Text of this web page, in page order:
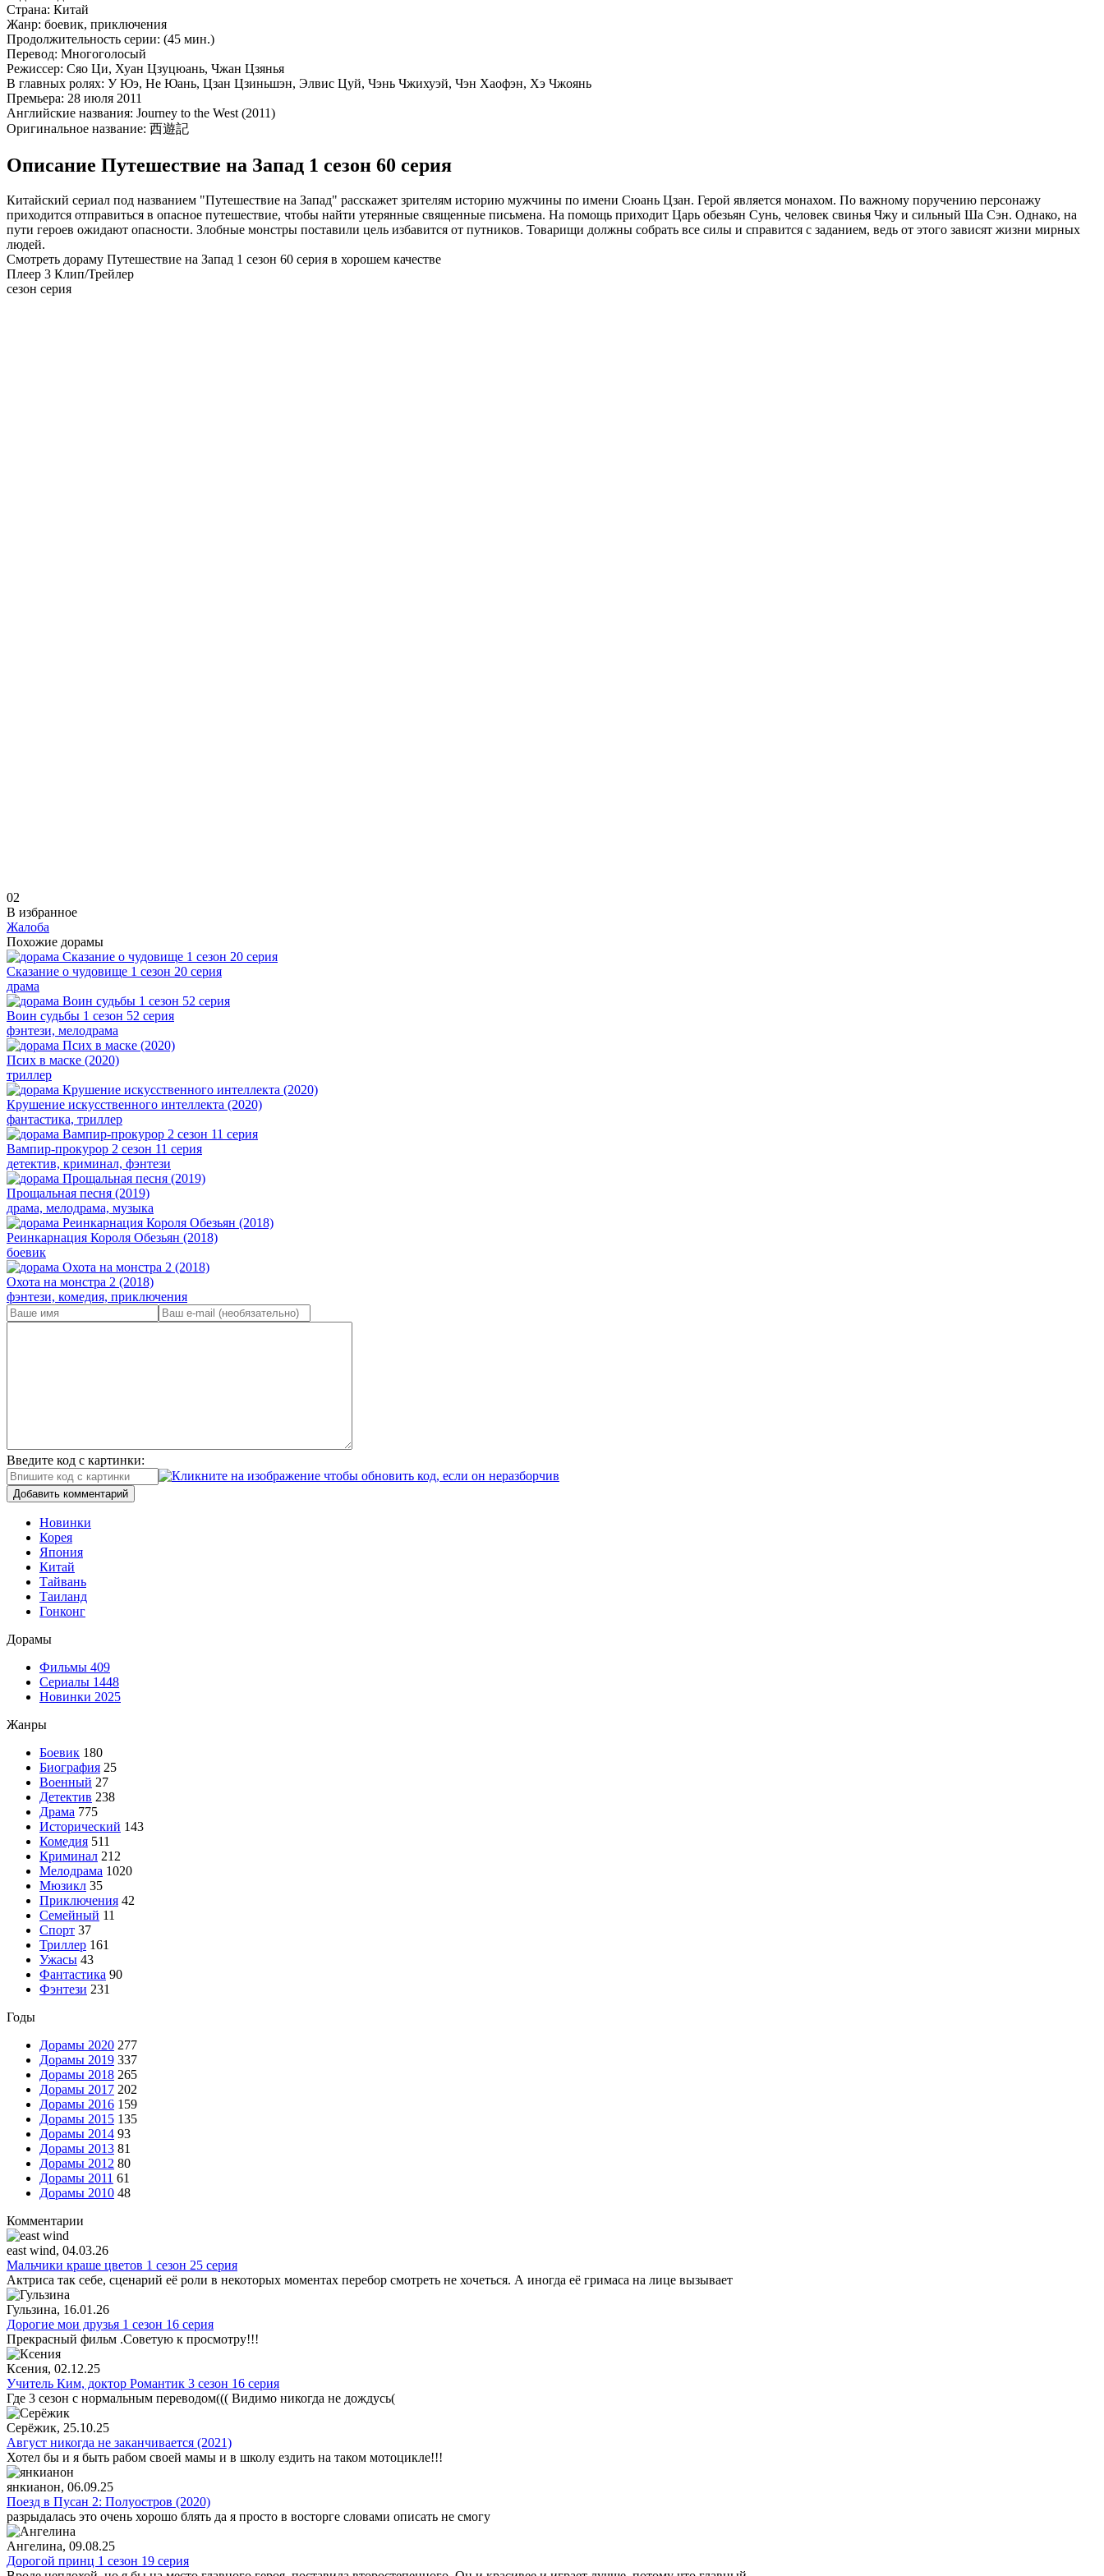
Страна: Китай
Жанр: боевик, приключения
Продолжительность серии: (45 мин.)
Перевод: Многоголосый
Режиссер: Сяо Ци, Хуан Цзуцюань, Чжан Цзянья
В главных ролях: У Юэ, Не Юань, Цзан Цзиньшэн, Элвис Цуй, Чэнь Чжихуэй, Чэн Хаофэн, Хэ Чжоянь
Премьера: 28 июля 2011
Английские названия: Journey to the West (2011)
Оригинальное название: 西遊記
Описание Путешествие на Запад 1 сезон 60 серия
Китайский сериал под названием "Путешествие на Запад" расскажет зрителям историю мужчины по имени Сюань Цзан. Герой является монахом. По важному поручению персонажу
приходится отправиться в опасное путешествие, чтобы найти утерянные священные письмена. На помощь приходит Царь обезьян Сунь, человек свинья Чжу и сильный Ша Сэн. Однако, на
пути героев ожидают опасности. Злобные монстры поставили цель избавится от путников. Товарищи должны собрать все силы и справится с заданием, ведь от этого зависят жизни мирных
людей.
Смотреть дораму Путешествие на Запад 1 сезон 60 серия в хорошем качестве
Плеер 3 Клип/Трейлер
сезон серия
02
В избранное
Жалоба
Похожие дорамы
Сказание о чудовище 1 сезон 20 серия
драма
Воин судьбы 1 сезон 52 серия
фэнтези, мелодрама
Псих в маске (2020)
триллер
Крушение искусственного интеллекта (2020)
фантастика, триллер
Вампир-прокурор 2 сезон 11 серия
детектив, криминал, фэнтези
Прощальная песня (2019)
драма, мелодрама, музыка
Реинкарнация Короля Обезьян (2018)
боевик
Охота на монстра 2 (2018)
фэнтези, комедия, приключения
Введите код с картинки:
Добавить комментарий
Новинки
Корея
Япония
Китай
Тайвань
Таиланд
Гонконг
Дорамы
Фильмы 409
Сериалы 1448
Новинки 2025
Жанры
Боевик 180
Биография 25
Военный 27
Детектив 238
Драма 775
Исторический 143
Комедия 511
Криминал 212
Мелодрама 1020
Мюзикл 35
Приключения 42
Семейный 11
Спорт 37
Триллер 161
Ужасы 43
Фантастика 90
Фэнтези 231
Годы
Дорамы 2020 277
Дорамы 2019 337
Дорамы 2018 265
Дорамы 2017 202
Дорамы 2016 159
Дорамы 2015 135
Дорамы 2014 93
Дорамы 2013 81
Дорамы 2012 80
Дорамы 2011 61
Дорамы 2010 48
Комментарии
east wind, 04.03.26
Мальчики краше цветов 1 сезон 25 серия
Актриса так себе, сценарий её роли в некоторых моментах перебор смотреть не хочеться. А иногда её гримаса на лице вызывает
Гульзина, 16.01.26
Дорогие мои друзья 1 сезон 16 серия
Прекрасный фильм .Советую к просмотру!!!
Ксения, 02.12.25
Учитель Ким, доктор Романтик 3 сезон 16 серия
Где 3 сезон с нормальным переводом((( Видимо никогда не дождусь(
Серёжик, 25.10.25
Август никогда не заканчивается (2021)
Хотел бы и я быть рабом своей мамы и в школу ездить на таком мотоцикле!!!
янкианон, 06.09.25
Поезд в Пусан 2: Полуостров (2020)
разрыдалась это очень хорошо блять да я просто в восторге словами описать не смогу
Ангелина, 09.08.25
Дорогой принц 1 сезон 19 серия